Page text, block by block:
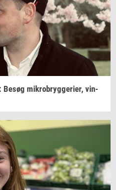
Besøg mi­kro­bryg­ge­ri­er, vin­